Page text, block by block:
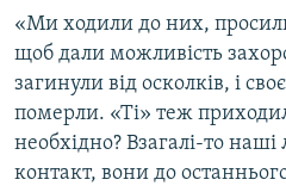
«Ми ходили до них,
щоб дали можливість
загинули від осколків, і
померли. «Ті» теж
необхідно? Взагалі-то
контакт, вони до